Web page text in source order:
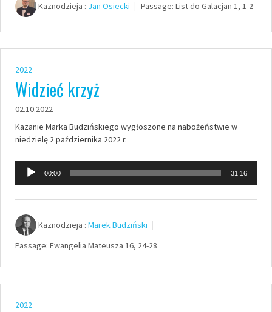
Kaznodzieja : Jan Osiecki Passage: List do Galacjan 1, 1-2
2022
Widzieć krzyż
02.10.2022
Kazanie Marka Budzińskiego wygłoszone na nabożeństwie w
niedzielę 2 października 2022 r.
Odtwarzacz
plików
dźwiękowych
00:00 31:16
Kaznodzieja : Marek Budziński
Passage: Ewangelia Mateusza 16, 24-28
2022